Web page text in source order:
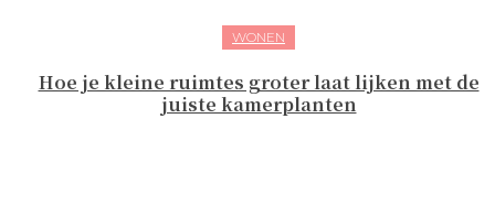
WONEN
Hoe je kleine ruimtes groter laat lijken met de
juiste kamerplanten